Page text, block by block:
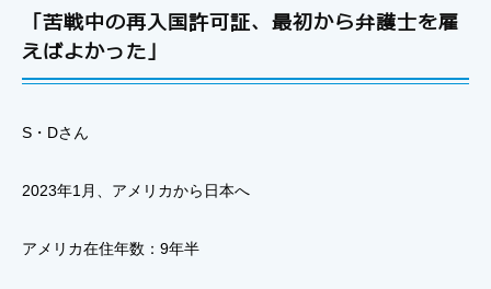
「苦戦中の再入国許可証、最初から弁護士を雇
えばよかった」
S・Dさん
2023年1月、アメリカから日本へ
アメリカ在住年数：9年半